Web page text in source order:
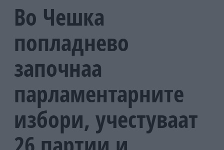
Во Чешка
попладнево
започнаа
парламентарните
избори, учестуваат